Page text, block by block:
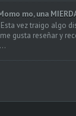
mo, una
vez traigo algo
gusta reseñar y